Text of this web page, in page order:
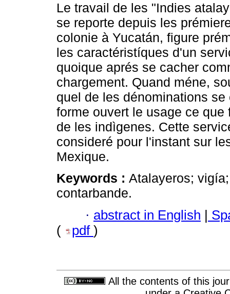
Le travail de les "Indies
se reporte depuis les
colonie à Yucatán, figure
les caractéristíques d'un
quoique aprés se cacher
chargement. Quand méne,
quel de les dénominations se
forme ouvert le usage ce que
de les indìgenes. Cette
consideré pour l'instant sur
Mexique.
Keywords : Atalayeros;
contarbande.
· abstract in English |
(
pdf )
All the contents of this